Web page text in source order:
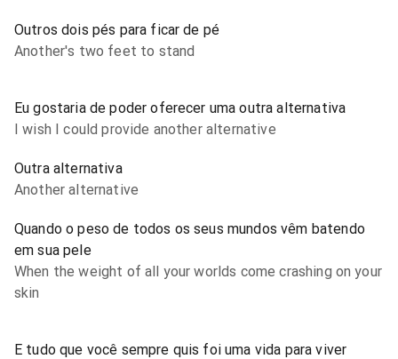
Outros dois pés para ficar de pé
Another's two feet to stand
Eu gostaria de poder oferecer uma outra alternativa
I wish I could provide another alternative
Outra alternativa
Another alternative
Quando o peso de todos os seus mundos vêm batendo
em sua pele
When the weight of all your worlds come crashing on your
skin
E tudo que você sempre quis foi uma vida para viver